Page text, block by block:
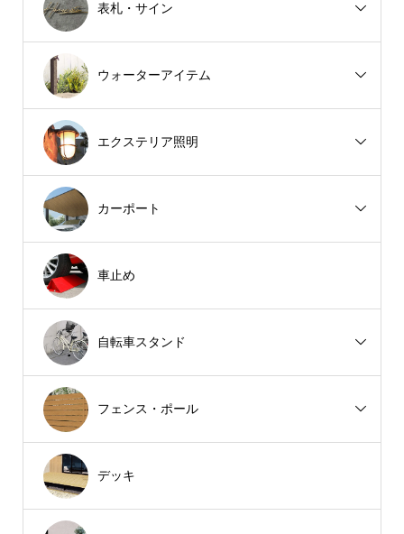
表札・サイン
ウォーターアイテム
エクステリア照明
カーポート
車止め
自転車スタンド
フェンス・ポール
デッキ